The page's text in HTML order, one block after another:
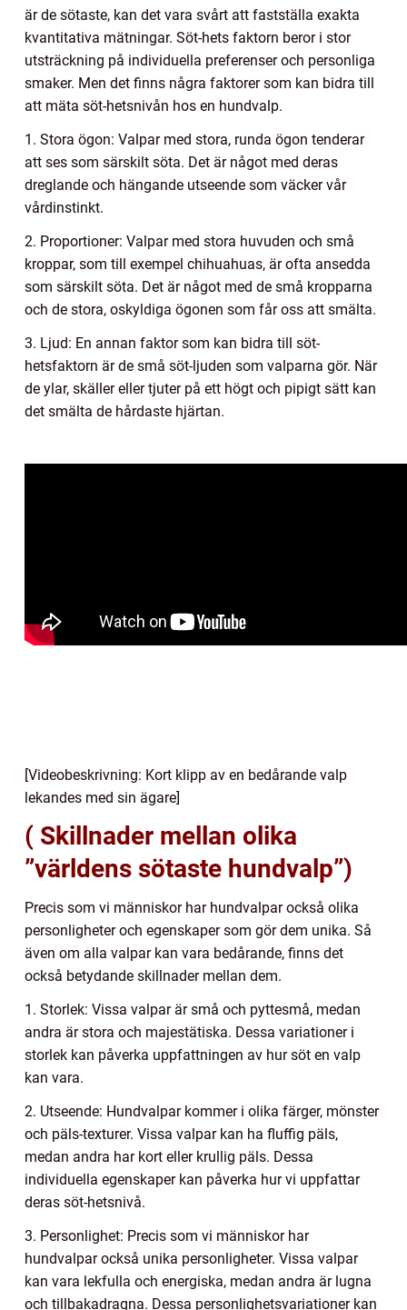
är de sötaste, kan det vara svårt att fastställa exakta
kvantitativa mätningar. Söt-hets faktorn beror i stor
utsträckning på individuella preferenser och personliga
smaker. Men det finns några faktorer som kan bidra till
att mäta söt-hetsnivån hos en hundvalp.
1. Stora ögon: Valpar med stora, runda ögon tenderar
att ses som särskilt söta. Det är något med deras
dreglande och hängande utseende som väcker vår
vårdinstinkt.
2. Proportioner: Valpar med stora huvuden och små
kroppar, som till exempel chihuahuas, är ofta ansedda
som särskilt söta. Det är något med de små kropparna
och de stora, oskyldiga ögonen som får oss att smälta.
3. Ljud: En annan faktor som kan bidra till söt-
hetsfaktorn är de små söt-ljuden som valparna gör. När
de ylar, skäller eller tjuter på ett högt och pipigt sätt kan
det smälta de hårdaste hjärtan.
[Videobeskrivning: Kort klipp av en bedårande valp
lekandes med sin ägare]
( Skillnader mellan olika
”världens sötaste hundvalp”)
Precis som vi människor har hundvalpar också olika
personligheter och egenskaper som gör dem unika. Så
även om alla valpar kan vara bedårande, finns det
också betydande skillnader mellan dem.
1. Storlek: Vissa valpar är små och pyttesmå, medan
andra är stora och majestätiska. Dessa variationer i
storlek kan påverka uppfattningen av hur söt en valp
kan vara.
2. Utseende: Hundvalpar kommer i olika färger, mönster
och päls-texturer. Vissa valpar kan ha fluffig päls,
medan andra har kort eller krullig päls. Dessa
individuella egenskaper kan påverka hur vi uppfattar
deras söt-hetsnivå.
3. Personlighet: Precis som vi människor har
hundvalpar också unika personligheter. Vissa valpar
kan vara lekfulla och energiska, medan andra är lugna
och tillbakadragna. Dessa personlighetsvariationer kan